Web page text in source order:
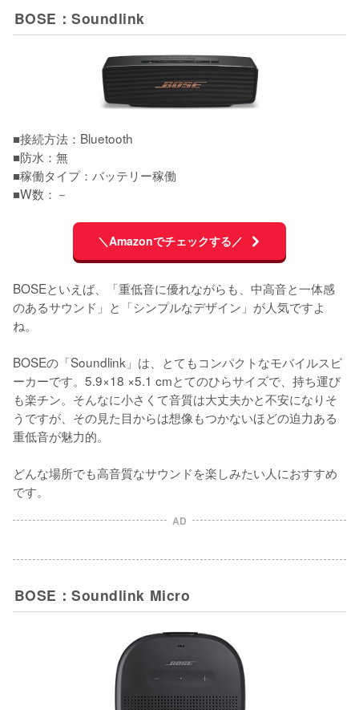
BOSE：Soundlink
■接続方法：Bluetooth
■防水：無
■稼働タイプ：バッテリー稼働
■W数：－
＼Amazonでチェックする／
BOSEといえば、「重低音に優れながらも、中高音と一体感
のあるサウンド」と「シンプルなデザイン」が人気ですよ
ね。
BOSEの「Soundlink」は、とてもコンパクトなモバイルスピ
ーカーです。5.9×18 ×5.1 cmとてのひらサイズで、持ち運び
も楽チン。そんなに小さくて音質は大丈夫かと不安になりそ
うですが、その見た目からは想像もつかないほどの迫力ある
重低音が魅力的。
どんな場所でも高音質なサウンドを楽しみたい人におすすめ
です。
AD
BOSE：Soundlink Micro